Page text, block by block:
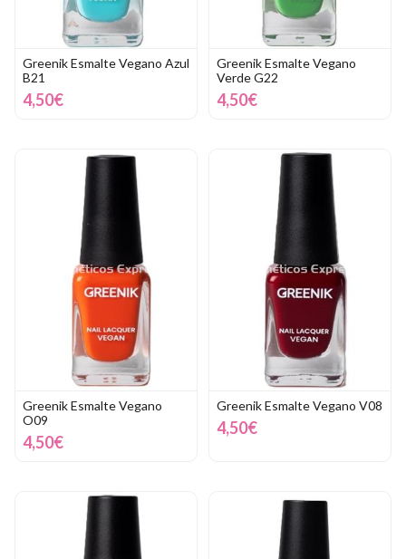
Greenik Esmalte Vegano Azul
B21
4,50€
Greenik Esmalte Vegano
Verde G22
4,50€
Greenik Esmalte Vegano
O09
4,50€
Greenik Esmalte Vegano V08
4,50€